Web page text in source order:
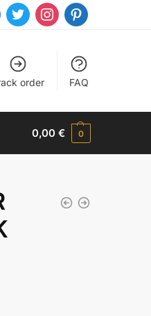
twitter instagrampinterest
order FAQ
0,00€ 0